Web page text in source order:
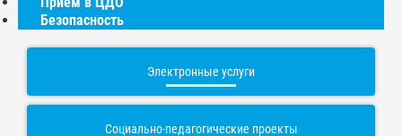
Безопасность
Электронные услуги
Социально-педагогические проекты